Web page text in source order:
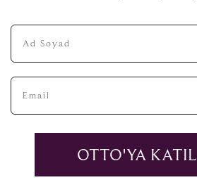
Ad Soyad
Email
OTTO'YA KATIL